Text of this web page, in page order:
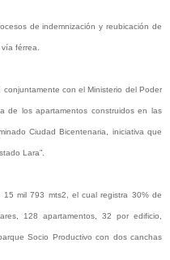
de indemnización y reubicación de
férrea.
con el Ministerio del Poder
de los apartamentos construidos en las
Ciudad Bicentenaria, iniciativa que
Lara”.
mil 793 mts2, el cual registra 30% de
128 apartamentos, 32 por edificio,
Socio Productivo con dos canchas